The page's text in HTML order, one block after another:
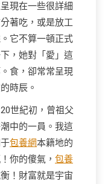
現在一些很詳細
著吃，或是放工
它不算一頓正式
，她對「愛」這
食，卻常常呈現
時辰。
世紀初，曾祖父
中的一員。我這
包養網本籍地的
你的傻氣， 包養
！財富就是宇宙